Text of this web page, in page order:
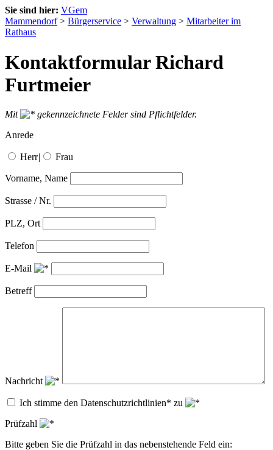
Sie sind hier: VGem
Mammendorf> Bürgerservice > Verwaltung > Mitarbeiter im
Rathaus
Kontaktformular Richard
Furtmeier
Mit
gekennzeichnete Felder sind Pflichtfelder.
Anrede
Herr| Frau
Vorname, Name
Strasse / Nr.
PLZ, Ort
Telefon
E-Mail
Betreff
Nachricht
Ich stimme den Datenschutzrichtlinien* zu
Prüfzahl
Bitte geben Sie die Prüfzahl in das nebenstehende Feld ein: